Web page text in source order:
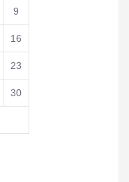
9
16
23
30